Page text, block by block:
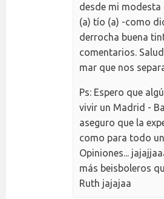
desde mi modesta
(a) tío (a) -como
derrocha buena
comentarios.
mar que nos
Ps: Espero que
vivir un Madrid -
aseguro que la
como para todo
Opiniones...
más beisboleros
Ruth jajajaa